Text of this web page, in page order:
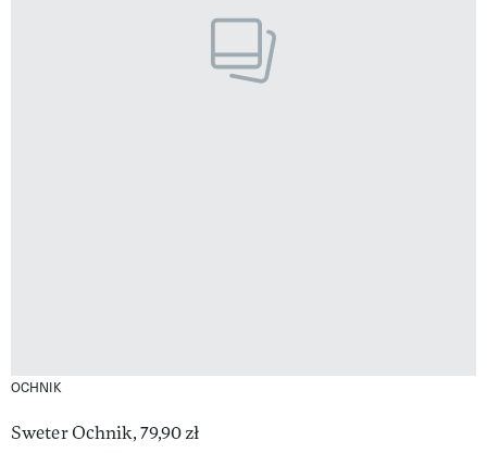
OCHNIK
Sweter Ochnik, 79,90 zł